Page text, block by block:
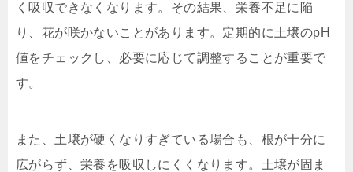
く吸収できなくなります。その結果、栄養不足に陥
り、花が咲かないことがあります。定期的に土壌のpH
値をチェックし、必要に応じて調整することが重要で
す。
また、土壌が硬くなりすぎている場合も、根が十分に
広がらず、栄養を吸収しにくくなります。土壌が固ま